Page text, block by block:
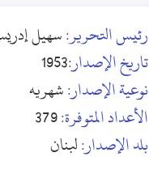
رئيس التحرير:سهيل
تاريخ الإصدار:1953
نوعية الإصدار:شهريه
الأعداد المتوفرة:379
بلد الإصدار:لبنان